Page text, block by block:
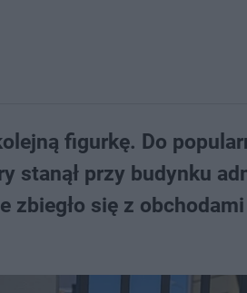
figurkę. Do
stanął przy budynku
zbiegło się z